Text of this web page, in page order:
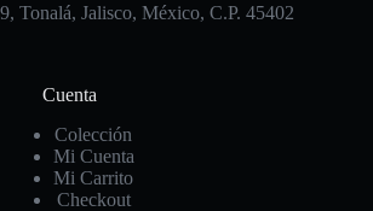
Tonalá, Jalisco, México, C.P. 45402
Cuenta
Colección
Mi Cuenta
Mi Carrito
Checkout